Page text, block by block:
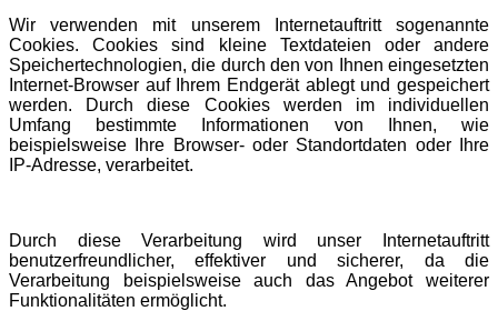
Wir verwenden mit unserem Internetauftritt sogenannte
Cookies. Cookies sind kleine Textdateien oder andere
Speichertechnologien, die durch den von Ihnen eingesetzten
Internet-Browser auf Ihrem Endgerät ablegt und gespeichert
werden. Durch diese Cookies werden im individuellen
Umfang bestimmte Informationen von Ihnen, wie
beispielsweise Ihre Browser- oder Standortdaten oder Ihre
IP-Adresse, verarbeitet.
Durch diese Verarbeitung wird unser Internetauftritt
benutzerfreundlicher, effektiver und sicherer, da die
Verarbeitung beispielsweise auch das Angebot weiterer
Funktionalitäten ermöglicht.